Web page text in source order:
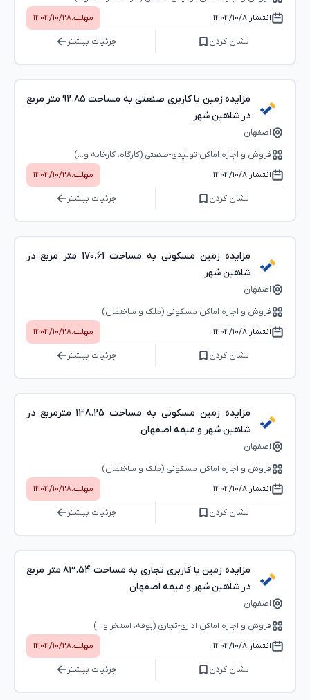
انتشار:۱۴۰۴/۱۰/۸ مهلت:۱۴۰۴/۱۰/۲۸
نشان کردن جزئیات بیشتر
مزایده زمین با کاربری صنعتی به مساحت 92.85 متر مربع
در شاهین شهر
اصفهان
فروش و اجاره اماکن تولیدی-صنعتی (کارگاه، کارخانه و...)
انتشار:۱۴۰۴/۱۰/۸ مهلت:۱۴۰۴/۱۰/۲۸
نشان کردن جزئیات بیشتر
مزایده زمین مسکونی به مساحت 170.61 متر مربع در
شاهین شهر
اصفهان
فروش و اجاره اماکن مسکونی (ملک و ساختمان)
انتشار:۱۴۰۴/۱۰/۸ مهلت:۱۴۰۴/۱۰/۲۸
نشان کردن جزئیات بیشتر
مزایده زمین مسکونی به مساحت 138.25 مترمربع در
شاهین شهر و میمه اصفهان
اصفهان
فروش و اجاره اماکن مسکونی (ملک و ساختمان)
انتشار:۱۴۰۴/۱۰/۸ مهلت:۱۴۰۴/۱۰/۲۸
نشان کردن جزئیات بیشتر
مزایده زمین با کاربری تجاری به مساحت 83.54 متر مربع
در شاهین شهر و میمه اصفهان
اصفهان
فروش و اجاره اماکن اداری-تجاری (بوفه، استخر و...)
انتشار:۱۴۰۴/۱۰/۸ مهلت:۱۴۰۴/۱۰/۲۸
نشان کردن جزئیات بیشتر